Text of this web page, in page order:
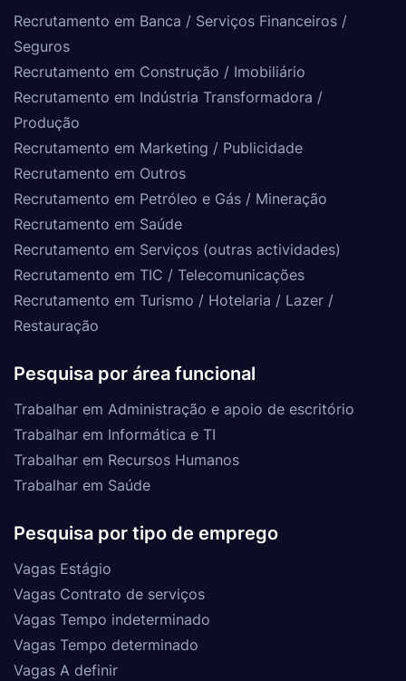
Recrutamento em Banca / Serviços Financeiros /
Seguros
Recrutamento em Construção / Imobiliário
Recrutamento em Indústria Transformadora /
Produção
Recrutamento em Marketing / Publicidade
Recrutamento em Outros
Recrutamento em Petróleo e Gás / Mineração
Recrutamento em Saúde
Recrutamento em Serviços (outras actividades)
Recrutamento em TIC / Telecomunicações
Recrutamento em Turismo / Hotelaria / Lazer /
Restauração
Pesquisa por área funcional
Trabalhar em Administração e apoio de escritório
Trabalhar em Informática e TI
Trabalhar em Recursos Humanos
Trabalhar em Saúde
Pesquisa por tipo de emprego
Vagas Estágio
Vagas Contrato de serviços
Vagas Tempo indeterminado
Vagas Tempo determinado
Vagas A definir